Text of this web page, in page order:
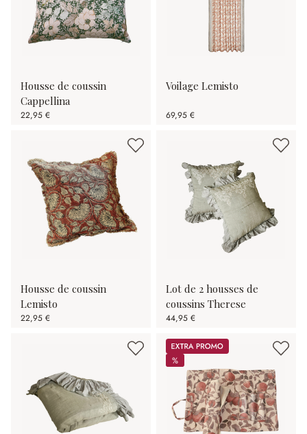
Housse de coussin
Cappellina
22,95 €
Voilage Lemisto
69,95 €
Housse de coussin
Lemisto
22,95 €
Lot de 2 housses de
coussins Therese
44,95 €
Promos
%
%